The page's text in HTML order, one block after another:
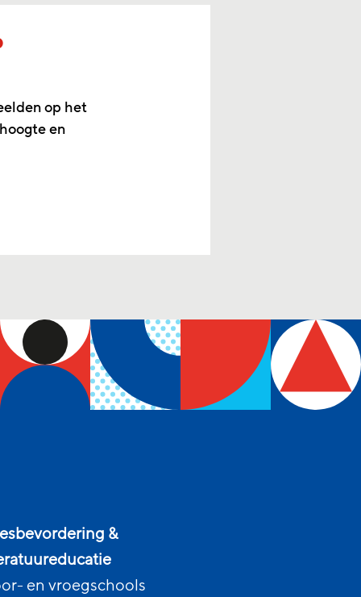
op het
en
&
en vroegschools